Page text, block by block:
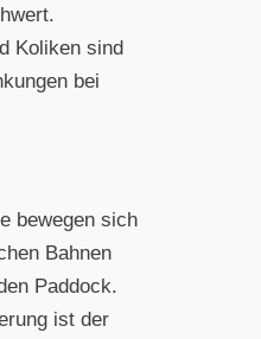
Koliken sind
bei
bewegen sich
Bahnen
Paddock.
ist der